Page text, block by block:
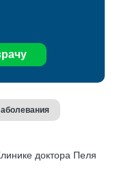
доктора Пеля